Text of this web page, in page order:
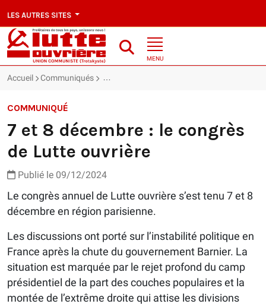
LES AUTRES SITES
MENU
Accueil Communiqués 7 et 8 décembre : le congrès de Lutte ouvrière
COMMUNIQUÉ
7 et 8 décembre : le congrès
de Lutte ouvrière
Publié le 09/12/2024
Le congrès annuel de Lutte ouvrière s’est tenu 7 et 8
décembre en région parisienne.
Les discussions ont porté sur l’instabilité politique en
France après la chute du gouvernement Barnier. La
situation est marquée par le rejet profond du camp
présidentiel de la part des couches populaires et la
montée de l’extrême droite qui attise les divisions